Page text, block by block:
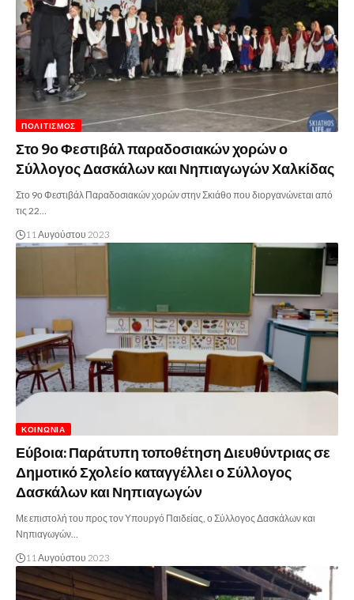
ΠΟΛΙΤΙΣΜΌΣ
Στο 9ο Φεστιβάλ παραδοσιακών χορών ο
Σύλλογος Δασκάλων και Νηπιαγωγών Χαλκίδας
Στο 9ο Φεστιβάλ Παραδοσιακών χορών στην Σκιάθο που διοργανώνεται από
τις 22…
11 Αυγούστου 2023
ΚΟΙΝΩΝΊΑ
Εύβοια: Παράτυπη τοποθέτηση Διευθύντριας σε
Δημοτικό Σχολείο καταγγέλλει ο Σύλλογος
Δασκάλων και Νηπιαγωγών
Με επιστολή του προς τον Υπουργό Παιδείας, ο Σύλλογος Δασκάλων και
Νηπιαγωγών…
11 Αυγούστου 2023